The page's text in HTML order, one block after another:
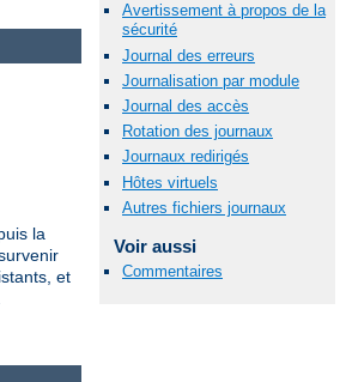
Avertissement à propos de la
sécurité
Journal des erreurs
Journalisation par module
Journal des accès
Rotation des journaux
Journaux redirigés
Hôtes virtuels
Autres fichiers journaux
Voir aussi
Commentaires
la
et